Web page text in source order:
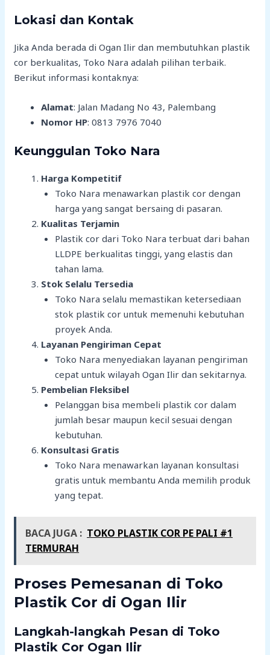
Lokasi dan Kontak
Jika Anda berada di Ogan Ilir dan membutuhkan plastik
cor berkualitas, Toko Nara adalah pilihan terbaik.
Berikut informasi kontaknya:
Alamat: Jalan Madang No 43, Palembang
Nomor HP: 0813 7976 7040
Keunggulan Toko Nara
Harga Kompetitif
Toko Nara menawarkan plastik cor dengan
harga yang sangat bersaing di pasaran.
Kualitas Terjamin
Plastik cor dari Toko Nara terbuat dari bahan
LLDPE berkualitas tinggi, yang elastis dan
tahan lama.
Stok Selalu Tersedia
Toko Nara selalu memastikan ketersediaan
stok plastik cor untuk memenuhi kebutuhan
proyek Anda.
Layanan Pengiriman Cepat
Toko Nara menyediakan layanan pengiriman
cepat untuk wilayah Ogan Ilir dan sekitarnya.
Pembelian Fleksibel
Pelanggan bisa membeli plastik cor dalam
jumlah besar maupun kecil sesuai dengan
kebutuhan.
Konsultasi Gratis
Toko Nara menawarkan layanan konsultasi
gratis untuk membantu Anda memilih produk
yang tepat.
BACA JUGA : TOKO PLASTIK COR PE PALI #1
TERMURAH
Proses Pemesanan di Toko
Plastik Cor di Ogan Ilir
Langkah-langkah Pesan di Toko
Plastik Cor Ogan Ilir